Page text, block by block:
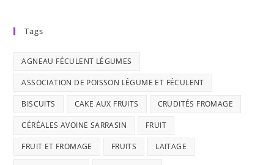
Tags
AGNEAU FÉCULENT LÉGUMES
ASSOCIATION DE POISSON LÉGUME ET FÉCULENT
BISCUITS CAKE AUX FRUITS CRUDITÉS FROMAGE
CÉRÉALES AVOINE SARRASIN FRUIT
FRUIT ET FROMAGE FRUITS LAITAGE